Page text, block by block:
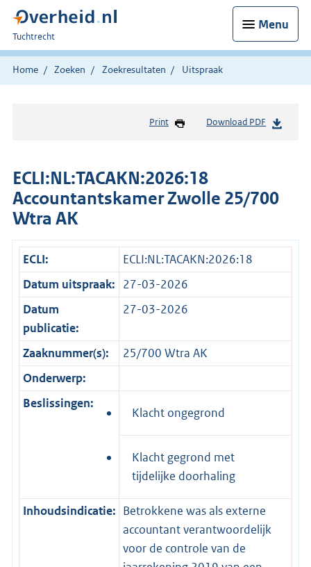
Menu
U
bent
hier:
Tuchtrecht
Home Zoeken Zoekresultaten Uitspraak
Print Download PDF
ECLI:NL:TACAKN:2026:18
Accountantskamer Zwolle 25/700
Wtra AK
ECLI:
ECLI:NL:TACAKN:2026:18
Datum uitspraak: 27-03-2026
Datum
publicatie:
27-03-2026
Zaaknummer(s):
25/700 Wtra AK
Onderwerp:
Beslissingen:
Klacht ongegrond
Klacht gegrond met
tijdelijke doorhaling
Inhoudsindicatie: Betrokkene was als externe
accountant verantwoordelijk
voor de controle van de